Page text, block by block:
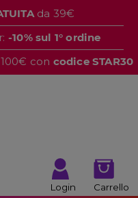
da 39€
-10% sul 1° ordine
con codice STAR30
Login Carrello
CHIUDI